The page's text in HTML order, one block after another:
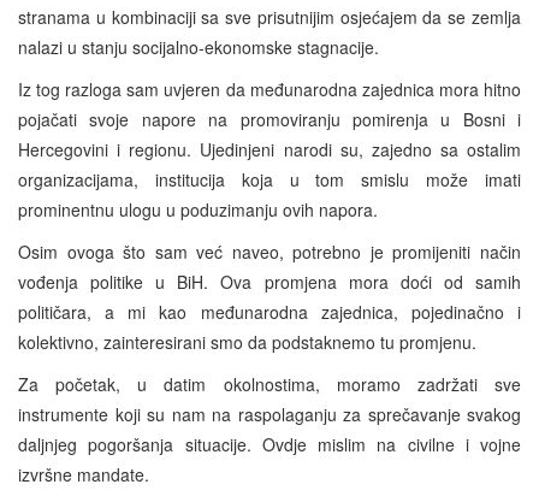
stranama u kombinaciji sa sve prisutnijim osjećajem da se zemlja
nalazi u stanju socijalno-ekonomske stagnacije.
Iz tog razloga sam uvjeren da međunarodna zajednica mora hitno
pojačati svoje napore na promoviranju pomirenja u Bosni i
Hercegovini i regionu. Ujedinjeni narodi su, zajedno sa ostalim
organizacijama, institucija koja u tom smislu može imati
prominentnu ulogu u poduzimanju ovih napora.
Osim ovoga što sam već naveo, potrebno je promijeniti način
vođenja politike u BiH. Ova promjena mora doći od samih
političara, a mi kao međunarodna zajednica, pojedinačno i
kolektivno, zainteresirani smo da podstaknemo tu promjenu.
Za početak, u datim okolnostima, moramo zadržati sve
instrumente koji su nam na raspolaganju za sprečavanje svakog
daljnjeg pogoršanja situacije. Ovdje mislim na civilne i vojne
izvršne mandate.